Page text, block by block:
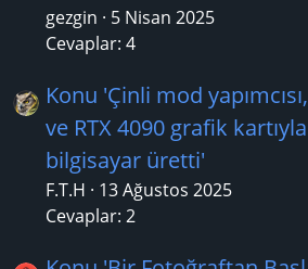
gezgin
5 Nisan 2025
Cevaplar: 4
Konu 'Çinli mod
ve RTX 4090 grafik
bilgisayar üretti'
F.T.H
13 Ağustos 2025
Cevaplar: 2